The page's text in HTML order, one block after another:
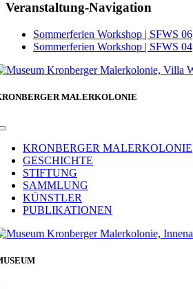
Facebook
Veranstaltung-Navigation
Sommerferien Workshop | SFWS 06
Sommerferien Workshop | SFWS 04
MALERKOLONIE
Toggle
NavigationKRONBERGER MALERKOLONIE
GESCHICHTE
STIFTUNG
SAMMLUNG
KÜNSTLER
PUBLIKATIONEN